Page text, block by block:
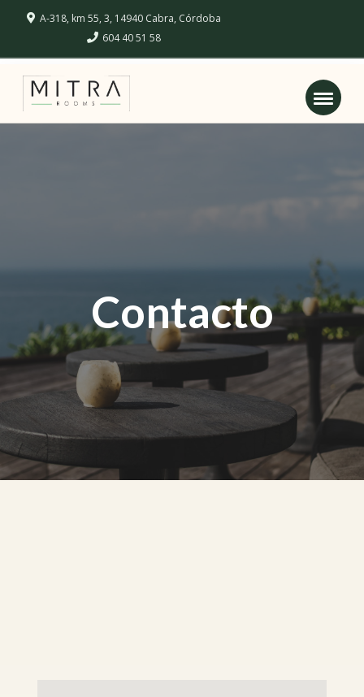
A-318, km 55, 3, 14940 Cabra, Córdoba
604 40 51 58
Contacto